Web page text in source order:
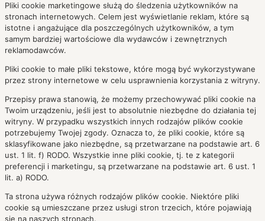
Pliki cookie marketingowe służą do śledzenia użytkowników na
stronach internetowych. Celem jest wyświetlanie reklam, które są
istotne i angażujące dla poszczególnych użytkowników, a tym
samym bardziej wartościowe dla wydawców i zewnętrznych
reklamodawców.
Pliki cookie to małe pliki tekstowe, które mogą być wykorzystywane
przez strony internetowe w celu usprawnienia korzystania z witryny.
Przepisy prawa stanowią, że możemy przechowywać pliki cookie na
Twoim urządzeniu, jeśli jest to absolutnie niezbędne do działania tej
witryny. W przypadku wszystkich innych rodzajów plików cookie
potrzebujemy Twojej zgody. Oznacza to, że pliki cookie, które są
sklasyfikowane jako niezbędne, są przetwarzane na podstawie art. 6
ust. 1 lit. f) RODO. Wszystkie inne pliki cookie, tj. te z kategorii
preferencji i marketingu, są przetwarzane na podstawie art. 6 ust. 1
lit. a) RODO.
Ta strona używa różnych rodzajów plików cookie. Niektóre pliki
cookie są umieszczane przez usługi stron trzecich, które pojawiają
się na naszych stronach.